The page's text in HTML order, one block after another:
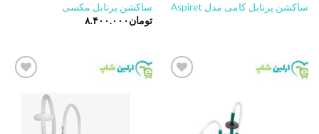
ساکشن پرتابل کامی مدل Aspiret
ساکشن پرتابل مکسی
تومان ۸.۴۰۰.۰۰۰
wishlist